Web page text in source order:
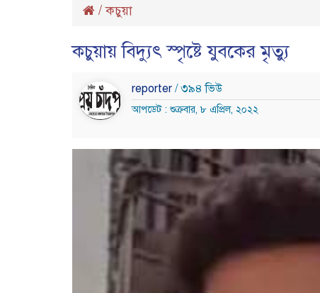
/কচুয়া
কচুয়ায় বিদ্যুৎ স্পৃষ্টে যুবকের মৃত্যু
reporter / ৩৯৪ ভিউ
আপডেট : শুক্রবার, ৮ এপ্রিল, ২০২২